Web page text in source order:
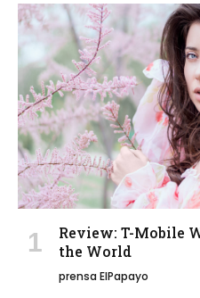
Review: T-Mobile
the World
prensa ElPapayo